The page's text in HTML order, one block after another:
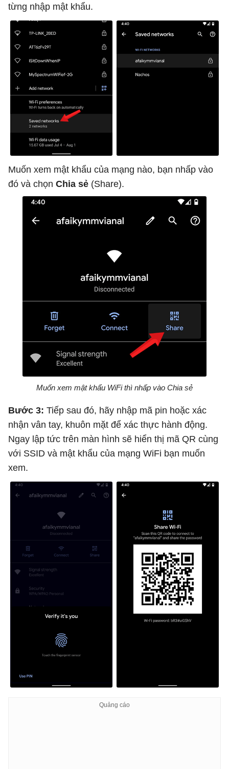
từng nhập mật khẩu.
Muốn xem mật khẩu của mạng nào, bạn nhấp vào
đó và chọn Chia sẻ (Share).
Muốn xem mật khẩu WiFi thì nhấp vào Chia sẻ
Bước 3: Tiếp sau đó, hãy nhập mã pin hoặc xác
nhận vân tay, khuôn mặt để xác thực hành động.
Ngay lập tức trên màn hình sẽ hiển thị mã QR cùng
với SSID và mật khẩu của mạng WiFi bạn muốn
xem.